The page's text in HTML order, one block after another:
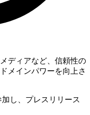
ディアなど、信頼性の
メインパワーを向上さ
し、プレスリリース